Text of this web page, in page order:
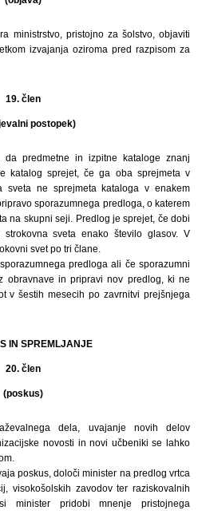
ministrstvo, pristojno za šolstvo, objaviti
izvajanja oziroma pred razpisom za
19. člen
postopek)
predmetne in izpitne kataloge znanj
katalog sprejet, če ga oba sprejmeta v
sveta ne sprejmeta kataloga v enakem
sporazumnega predloga, o katerem
na skupni seji. Predlog je sprejet, če dobi
sveta enako število glasov. V
svet po tri člane.
predloga ali če sporazumni
obravnave in pripravi nov predlog, ki ne
v šestih mesecih po zavrnitvi prejšnjega
IN SPREMLJANJE
20. člen
(poskus)
dela, uvajanje novih delov
novosti in novi učbeniki se lahko
poskus, določi minister na predlog vrtca
visokošolskih zavodov ter raziskovalnih
minister pridobi mnenje pristojnega